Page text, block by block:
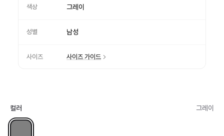
색상 그레이
성별 남성
사이즈 사이즈 가이드
컬러 그레이